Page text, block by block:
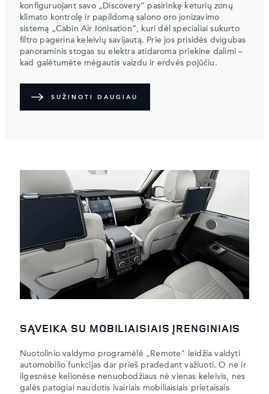
konfiguruojant savo „Discovery“ pasirinkę keturių zonų
klimato kontrolę ir papildomą salono oro jonizavimo
sistemą „Cabin Air Ionisation”, kuri dėl specialiai sukurto
filtro pagerina keleivių savijautą. Prie jos prisidės dvigubas
panoraminis stogas su elektra atidaroma priekine dalimi –
kad galėtumėte mėgautis vaizdu ir erdvės pojūčiu.
SUŽINOTI DAUGIAU
SĄVEIKA SU MOBILIAISIAIS ĮRENGINIAIS
Nuotolinio valdymo programėlė „Remote" leidžia valdyti
automobilio funkcijas dar prieš pradedant važiuoti. O ne ir
ilgesnėse kelionėse nenuobodžiaus nė vienas keleivis, nes
galės patogiai naudotis ivairiais mobiliaisiais prietaisais